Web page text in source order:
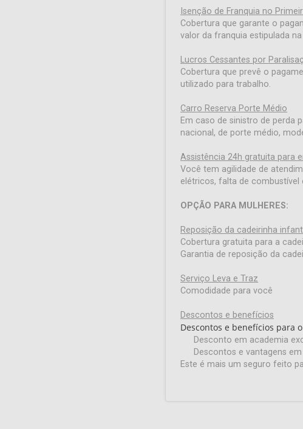
Isenção de Franquia no
Cobertura que garante o
valor da franquia estipulada
Lucros Cessantes por
Cobertura que prevê o
utilizado para trabalho.
Carro Reserva Porte Médio
Em caso de sinistro de perda
nacional, de porte médio,
Assistência 24h gratuita para
Você tem agilidade de
elétricos, falta de combustível
OPÇÃO PARA MULHERES:
Reposição da cadeirinha
Cobertura gratuita para a
Garantia de reposição da
Serviço Leva e Traz
Comodidade para você
Descontos e benefícios
Descontos e benefícios para
Desconto em academia
Descontos e vantagens
Este é mais um seguro feito